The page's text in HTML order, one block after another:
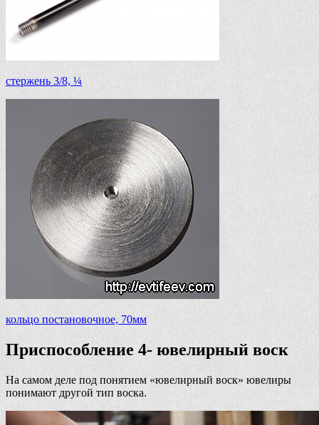
стержень 3/8, ¼
кольцо постановочное, 70мм
Приспособление 4- ювелирный воск
На самом деле под понятием «ювелирный воск» ювелиры
понимают другой тип воска.